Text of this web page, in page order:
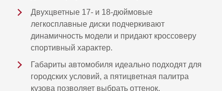
Двухцветные 17- и 18-дюймовые
легкосплавные диски подчеркивают
динамичность модели и придают кроссоверу
спортивный характер.
Габариты автомобиля идеально подходят для
городских условий, а пятицветная палитра
кузова позволяет выбрать оттенок,